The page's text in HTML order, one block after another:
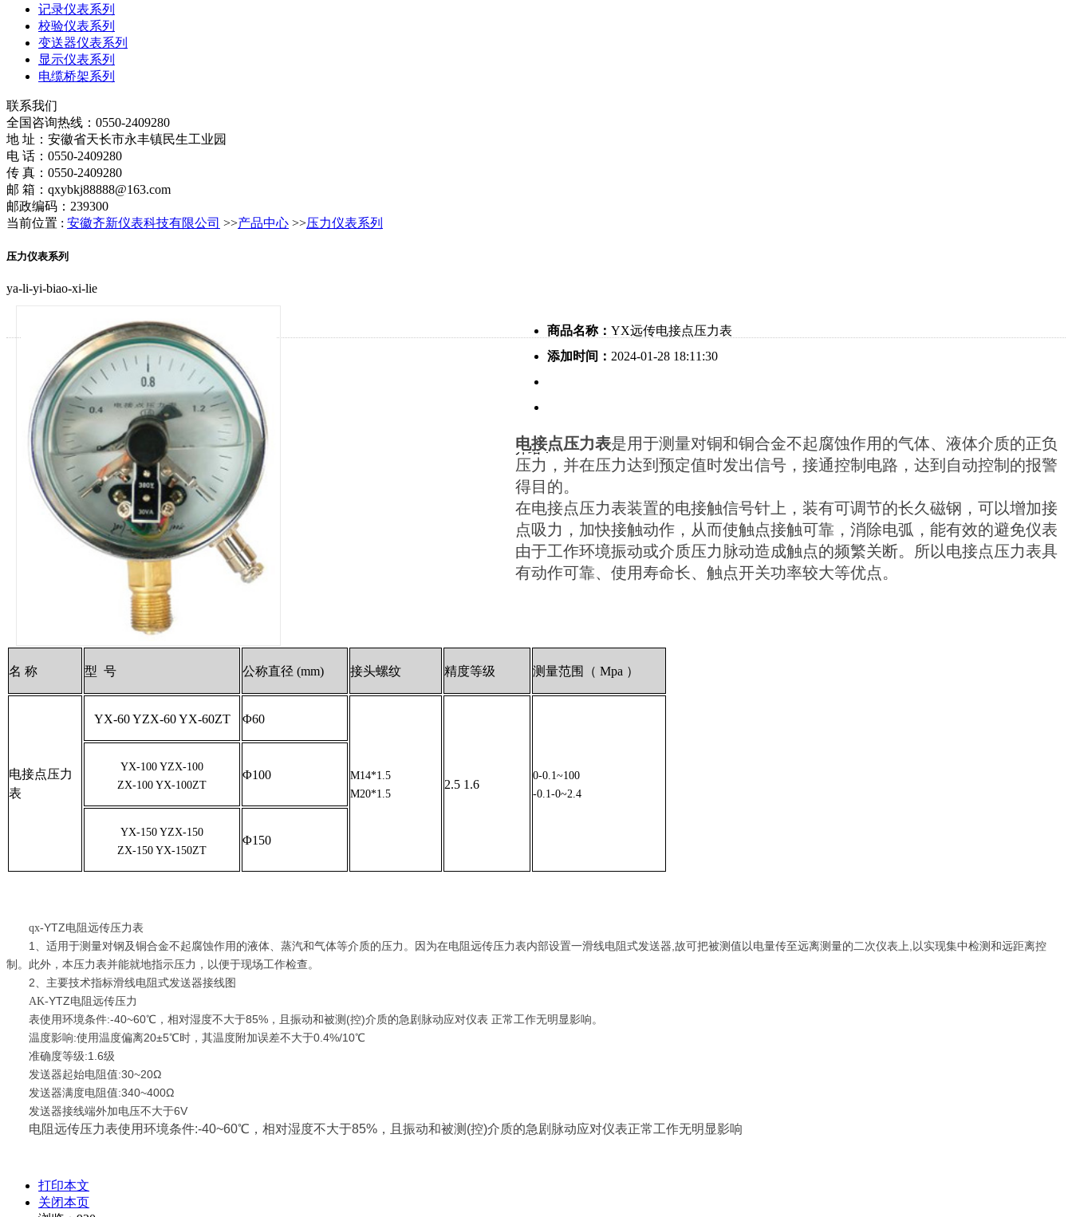
记录仪表系列
校验仪表系列
变送器仪表系列
显示仪表系列
电缆桥架系列
联系我们
全国咨询热线： 0550-2409280
地 址：安徽省天长市永丰镇民生工业园
电 话：0550-2409280
传 真：0550-2409280
邮 箱：qxybkj88888@163.com
邮政编码：239300
当前位置 : 安徽齐新仪表科技有限公司 >>产品中心 >>压力仪表系列
压力仪表系列
ya-li-yi-biao-xi-lie
商品名称： YX远传电接点压力表
添加时间： 2024-01-28 18:11:30
介绍：
电接点压力表是用于测量对铜和铜合金不起腐蚀作用的气体、液体介质的正负
压力，并在压力达到预定值时发出信号，接通控制电路，达到自动控制的报警
得目的。
在电接点压力表装置的电接触信号针上，装有可调节的长久磁钢，可以增加接
点吸力，加快接触动作，从而使触点接触可靠，消除电弧，能有效的避免仪表
由于工作环境振动或介质压力脉动造成触点的频繁关断。所以电接点压力表具
有动作可靠、使用寿命长、触点开关功率较大等优点。
名 称 型 号 公称直径 (mm) 接头螺纹 精度等级 测量范围（ Mpa ）
电接点压力
表
YX-60 YZX-60 YX-60ZT Φ60
M14*1.5
M20*1.5
2.5 1.6
0-0.1~100
-0.1-0~2.4
YX-100 YZX-100
ZX-100 YX-100ZT
Φ100
YX-150 YZX-150
ZX-150 YX-150ZT
Φ150
qx-YTZ电阻远传压力表
1、适用于测量对钢及铜合金不起腐蚀作用的液体、蒸汽和气体等介质的压力。因为在电阻远传压力表内部设置一滑线电阻式发送器,故可把被测值以电量传至远离测量的二次仪表上,以实现集中检测和远距离控
制。此外，本压力表并能就地指示压力，以便于现场工作检查。
2、主要技术指标滑线电阻式发送器接线图
AK-YTZ电阻远传压力
表使用环境条件:-40~60℃，相对湿度不大于85%，且振动和被测(控)介质的急剧脉动应对仪表 正常工作无明显影响。
温度影响:使用温度偏离20±5℃时，其温度附加误差不大于0.4%/10℃
准确度等级:1.6级
发送器起始电阻值:30~20Ω
发送器满度电阻值:340~400Ω
发送器接线端外加电压不大于6V
电阻远传压力表使用环境条件:-40~60℃，相对湿度不大于85%，且振动和被测(控)介质的急剧脉动应对仪表正常工作无明显影响
打印本文
关闭本页